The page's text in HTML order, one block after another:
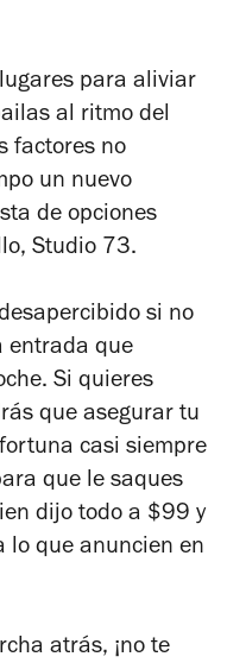
para aliviar
al ritmo del
factores no
un nuevo
de opciones
Studio 73.
si no
entrada que
Si quieres
que asegurar tu
casi siempre
que le saques
dijo todo a $99 y
lo que anuncien en
atrás, ¡no te